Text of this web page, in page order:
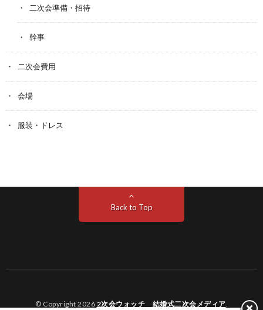
二次会準備・招待
幹事
二次会費用
会場
服装・ドレス
Back to Top
© Copyright 2026 2次会ウォッチ 結婚式二次会メディア